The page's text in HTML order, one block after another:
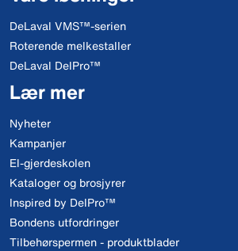
DeLaval VMS™-serien
Roterende melkestaller
DeLaval DelPro™
Lær mer
Nyheter
Kampanjer
El-gjerdeskolen
Kataloger og brosjyrer
Inspired by DelPro™
Bondens utfordringer
Tilbehørspermen - produktblader